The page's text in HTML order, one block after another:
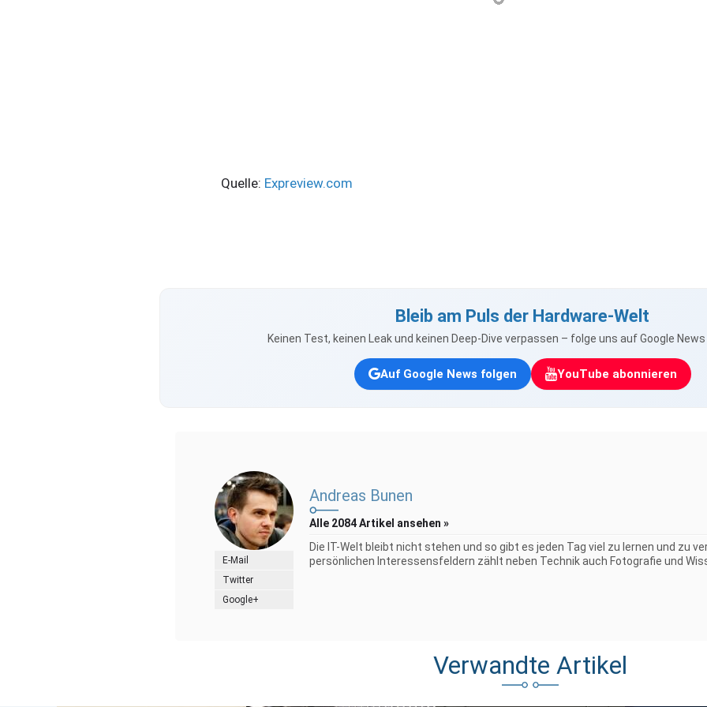
Quelle: Expreview.com
Bleib am Puls der Hardware-Welt
Keinen Test, keinen Leak und keinen Deep-Dive verpassen – folge uns auf Google
Auf Google News folgen YouTube abonnieren
E-Mail
Twitter
Google+
Andreas Bunen
Alle 2084 Artikel ansehen »
Die IT-Welt bleibt nicht stehen und so gibt es jeden Tag viel zu lernen und zu
persönlichen Interessensfeldern zählt neben Technik auch Fotografie und
Verwandte Artikel